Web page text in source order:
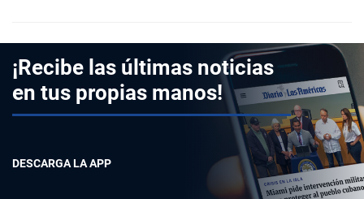
¡Recibe las últimas noticias
en tus propias manos!
DESCARGA LA APP